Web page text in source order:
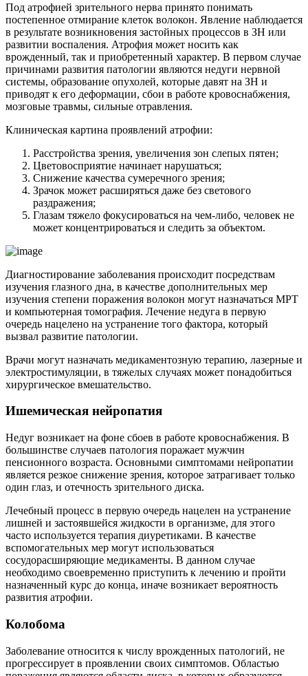
Под атрофией зрительного нерва принято понимать
постепенное отмирание клеток волокон. Явление наблюдается
в результате возникновения застойных процессов в ЗН или
развитии воспаления. Атрофия может носить как
врожденный, так и приобретенный характер. В первом случае
причинами развития патологии являются недуги нервной
системы, образование опухолей, которые давят на ЗН и
приводят к его деформации, сбои в работе кровоснабжения,
мозговые травмы, сильные отравления.
Клиническая картина проявлений атрофии:
Расстройства зрения, увеличения зон слепых пятен;
Цветовосприятие начинает нарушаться;
Снижение качества сумеречного зрения;
Зрачок может расширяться даже без светового
раздражения;
Глазам тяжело фокусироваться на чем-либо, человек не
может концентрироваться и следить за объектом.
Диагностирование заболевания происходит посредствам
изучения глазного дна, в качестве дополнительных мер
изучения степени поражения волокон могут назначаться МРТ
и компьютерная томография. Лечение недуга в первую
очередь нацелено на устранение того фактора, который
вызвал развитие патологии.
Врачи могут назначать медикаментозную терапию, лазерные и
электростимуляции, в тяжелых случаях может понадобиться
хирургическое вмешательство.
Ишемическая нейропатия
Недуг возникает на фоне сбоев в работе кровоснабжения. В
большинстве случаев патология поражает мужчин
пенсионного возраста. Основными симптомами нейропатии
является резкое снижение зрения, которое затрагивает только
один глаз, и отечность зрительного диска.
Лечебный процесс в первую очередь нацелен на устранение
лишней и застоявшейся жидкости в организме, для этого
часто используется терапия диуретиками. В качестве
вспомогательных мер могут использоваться
сосудорасширяющие медикаменты. В данном случае
необходимо своевременно приступить к лечению и пройти
назначенный курс до конца, иначе возникает вероятность
развития атрофии.
Колобома
Заболевание относится к числу врожденных патологий, не
прогрессирует в проявлении своих симптомов. Областью